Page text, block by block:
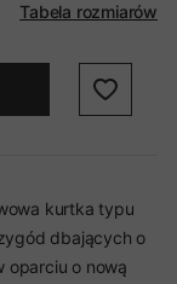
Tabela rozmiarów
kurtka typu
dbających o
oparciu o nową